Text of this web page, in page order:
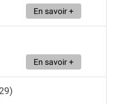
En savoir +
En savoir +